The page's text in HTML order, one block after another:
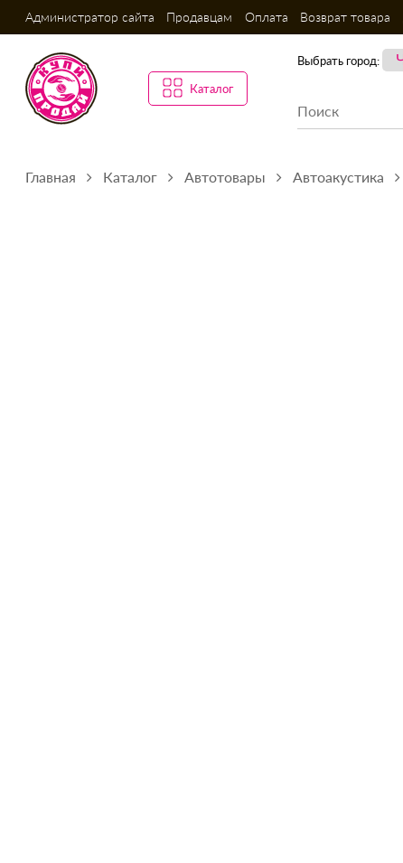
Администратор сайта Продавцам Оплата Возврат товара
Каталог
Выбрать город:
Главная Каталог Автотовары Автоакустика